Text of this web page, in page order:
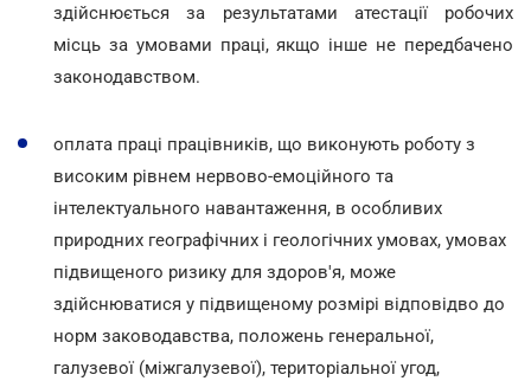
здійснюється за результатами атестації робочих
місць за умовами праці, якщо інше не передбачено
законодавством.
оплата праці працівників, що виконують роботу з
високим рівнем нервово-емоційного та
інтелектуального навантаження, в особливих
природних географічних i геологічних умовах, умовах
підвищеного ризику для здоров'я, може
здійснюватися у підвищеному розмірі відповідво до
норм заководавства, положень генеральної,
галузевої (міжгалузевої), територіальної угод,